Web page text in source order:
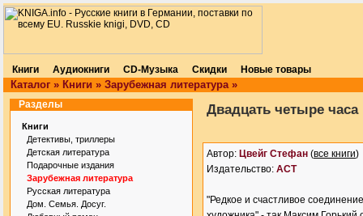
Книги Аудиокниги CD-Музыка Скидки Новые товары
Каталог » Книги » Зарубежная литература»
Разделы
Книги
Детективы, триллеры
Детская литература
Подарочные издания
Зарубежная литература
Русская литература
Дом. Семья. Досуг.
Двадцать четыре
Автор: Цвейг Стефан (все книги)
Издательство: АСТ
"Редкое и счастливое